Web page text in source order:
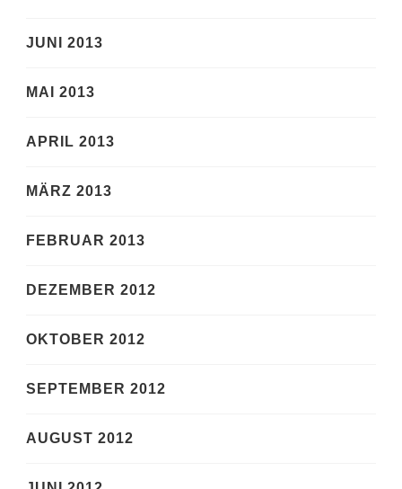
JUNI 2013
MAI 2013
APRIL 2013
MÄRZ 2013
FEBRUAR 2013
DEZEMBER 2012
OKTOBER 2012
SEPTEMBER 2012
AUGUST 2012